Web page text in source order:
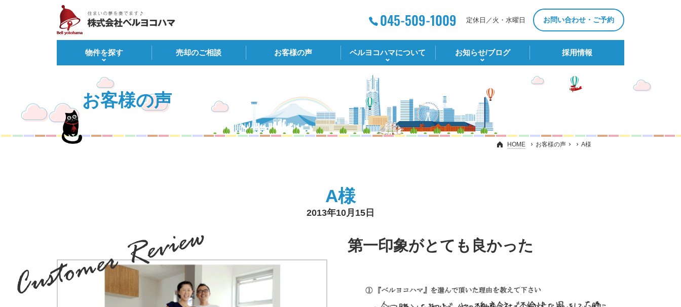
定休日／火・水曜日 お問い合わせ・ご予約
物件を探す 売却のご相談 お客様の声 ベルヨコハマについて お知らせ/ブログ 採⽤情報
お客様の声
HOME お客様の声 A様
A様
2013年10月15日
第一印象がとても良かった